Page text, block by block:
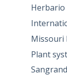
Herbario
Missouri
Plant